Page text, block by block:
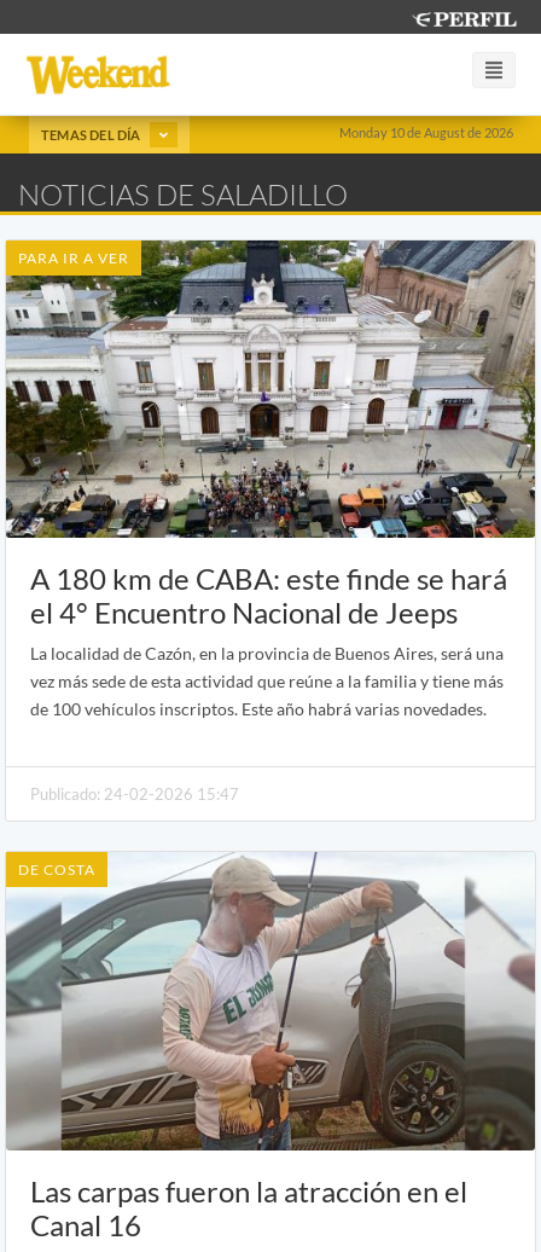
Monday 10 de August de 2026
TEMAS DEL DÍA
NOTICIAS DE SALADILLO
PARA IR A VER
A 180 km de CABA: este finde se hará
el 4° Encuentro Nacional de Jeeps
La localidad de Cazón, en la provincia de Buenos Aires, será una
vez más sede de esta actividad que reúne a la familia y tiene más
de 100 vehículos inscriptos. Este año habrá varias novedades.
Publicado: 24-02-2026 15:47
DE COSTA
Las carpas fueron la atracción en el
Canal 16